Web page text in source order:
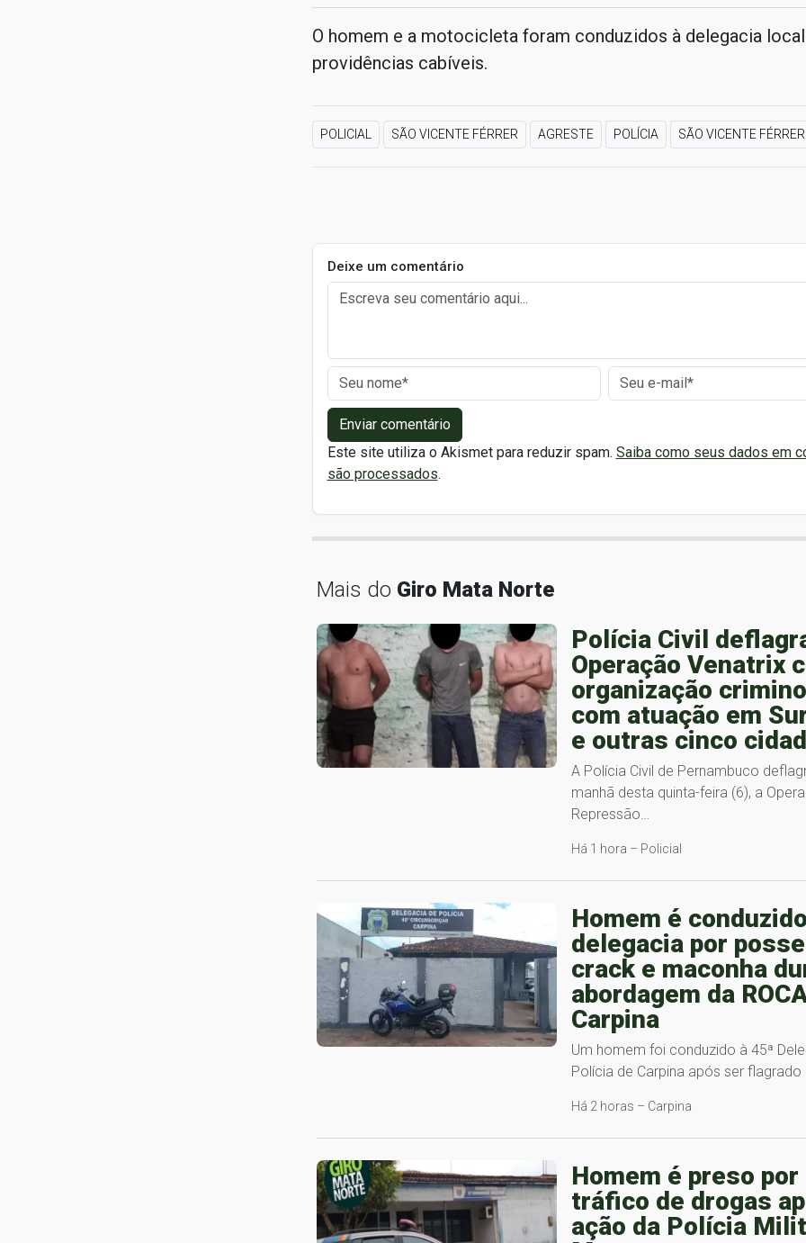
O homem e a motocicleta foram conduzidos à delegacia local
providências cabíveis.
POLICIAL SÃO VICENTE FÉRRER AGRESTE POLÍCIA SÃO VICENTE FÉRRER
Deixe um comentário
Enviar comentário
Este site utiliza o Akismet para reduzir spam. Saiba como seus dados em
são processados.
Mais do Giro Mata Norte
Polícia Civil
Operação Venatrix
organização
com atuação em
e outras cinco
A Polícia Civil de Pernambuco
manhã desta quinta-feira (6), a
Repressão…
Há 1 hora – Policial
Homem é
delegacia por
crack e maconha
abordagem da
Carpina
Um homem foi conduzido à 45ª
Polícia de Carpina após ser
Há 2 horas – Carpina
Homem é preso por
tráfico de drogas
ação da Polícia